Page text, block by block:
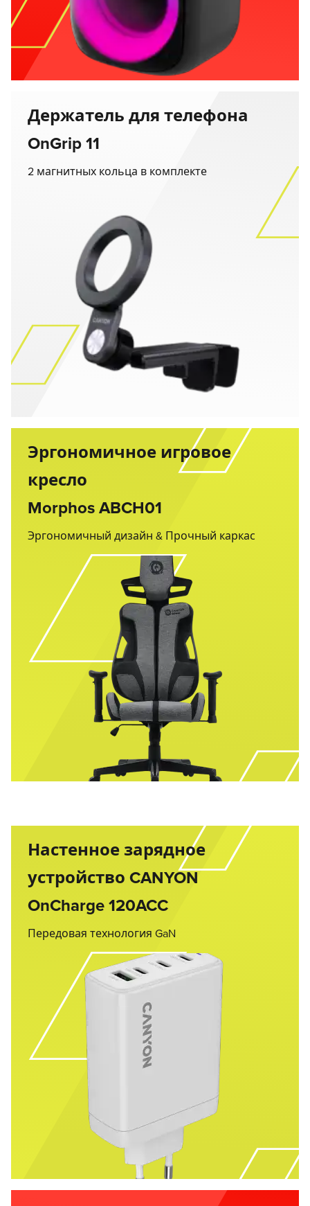
Держатель для телефона
OnGrip 11
2 магнитных кольца в комплекте
Эргономичное игровое
кресло
Morphos ABCH01
Эргономичный дизайн & Прочный каркас
Настенное зарядное
устройство CANYON
OnCharge 120ACC
Передовая технология GaN